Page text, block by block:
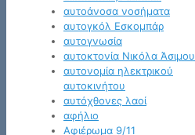
αυτοάνοσα νοσήματα
αυτογκόλ Εσκομπάρ
αυτογνωσία
αυτοκτονία Νικόλα Άσιμου
αυτονομία ηλεκτρικού
αυτοκινήτου
αυτόχθονες λαοί
αφήλιο
Αφιέρωμα 9/11